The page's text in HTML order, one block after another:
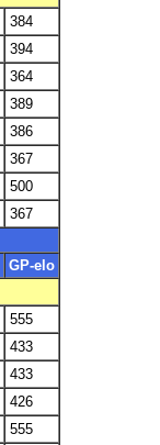
384
394
364
389
386
367
500
367
GP-elo
555
433
433
426
555